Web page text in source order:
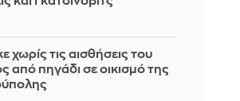
χωρίς τις αισθήσεις του
από πηγάδι σε οικισμό της